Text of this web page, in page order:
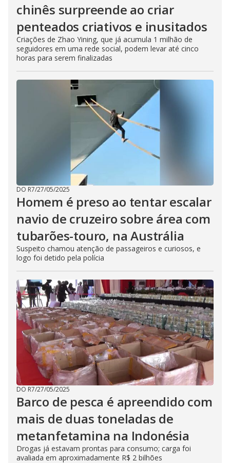
chinês surpreende ao criar
penteados criativos e inusitados
Criações de Zhao Yining, que já acumula 1 milhão de
seguidores em uma rede social, podem levar até cinco
horas para serem finalizadas
DO R7/27/05/2025
Homem é preso ao tentar escalar
navio de cruzeiro sobre área com
tubarões-touro, na Austrália
Suspeito chamou atenção de passageiros e curiosos, e
logo foi detido pela polícia
DO R7/27/05/2025
Barco de pesca é apreendido com
mais de duas toneladas de
metanfetamina na Indonésia
Drogas já estavam prontas para consumo; carga foi
avaliada em aproximadamente R$ 2 bilhões